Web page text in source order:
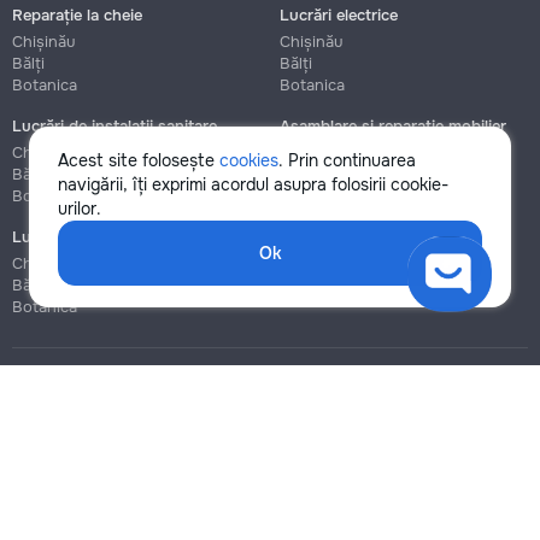
Acest site folosește cookies. Prin continuarea
navigării, îți exprimi acordul asupra folosirii cookie-
urilor.
Ok
Reparație la cheie
Chișinău
Bălți
Botanica
Lucrări electrice
Chișinău
Bălți
Botanica
Lucrări de instalații sanitare
Chișinău
Bălți
Botanica
Asamblare și reparație mobilier
Chișinău
Botanica
Lucrări de construcție și instalare
Chișinău
Bălți
Botanica